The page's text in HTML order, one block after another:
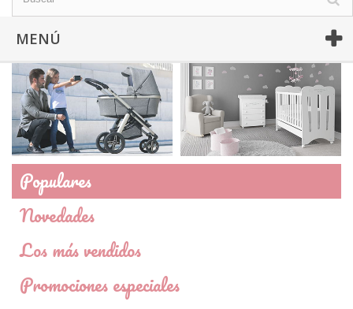
MENÚ
Populares
Novedades
Los más vendidos
Promociones especiales